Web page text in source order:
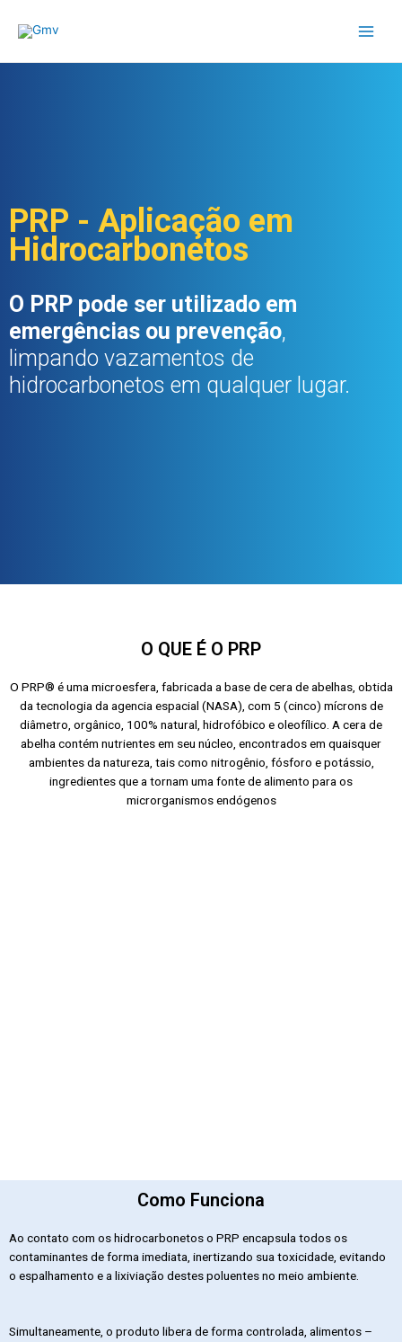
PRP - Aplicação em
Hidrocarbonetos
O PRP pode ser utilizado em
emergências ou prevenção,
limpando vazamentos de
hidrocarbonetos em qualquer lugar.
O QUE É O PRP
O PRP® é uma microesfera, fabricada a base de cera de abelhas, obtida
da tecnologia da agencia espacial (NASA), com 5 (cinco) mícrons de
diâmetro, orgânico, 100% natural, hidrofóbico e oleofílico. A cera de
abelha contém nutrientes em seu núcleo, encontrados em quaisquer
ambientes da natureza, tais como nitrogênio, fósforo e potássio,
ingredientes que a tornam uma fonte de alimento para os
microrganismos endógenos
Como Funciona
Ao contato com os hidrocarbonetos o PRP encapsula todos os
contaminantes de forma imediata, inertizando sua toxicidade, evitando
o espalhamento e a lixiviação destes poluentes no meio ambiente.
Simultaneamente, o produto libera de forma controlada, alimentos –